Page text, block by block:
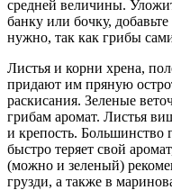
средней величины.
банку или бочку,
нужно, так как грибы
Листья и корни хрена,
придают им пряную
раскисания. Зеленые
грибам аромат. Листья
и крепость. Большинство
быстро теряет свой
(можно и зеленый)
грузди, а также в